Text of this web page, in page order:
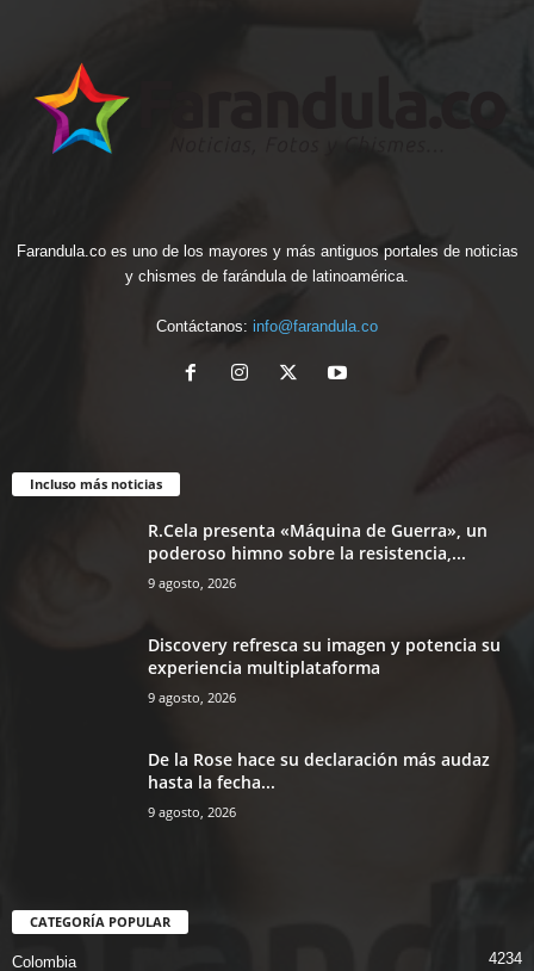
Farandula.co es uno de los mayores y más antiguos portales de noticias
y chismes de farándula de latinoamérica.
Contáctanos: info@farandula.co
Incluso más noticias
R.Cela presenta «Máquina de Guerra», un
poderoso himno sobre la resistencia,...
9 agosto, 2026
Discovery refresca su imagen y potencia su
experiencia multiplataforma
9 agosto, 2026
De la Rose hace su declaración más audaz
hasta la fecha...
9 agosto, 2026
CATEGORÍA POPULAR
Colombia 4234